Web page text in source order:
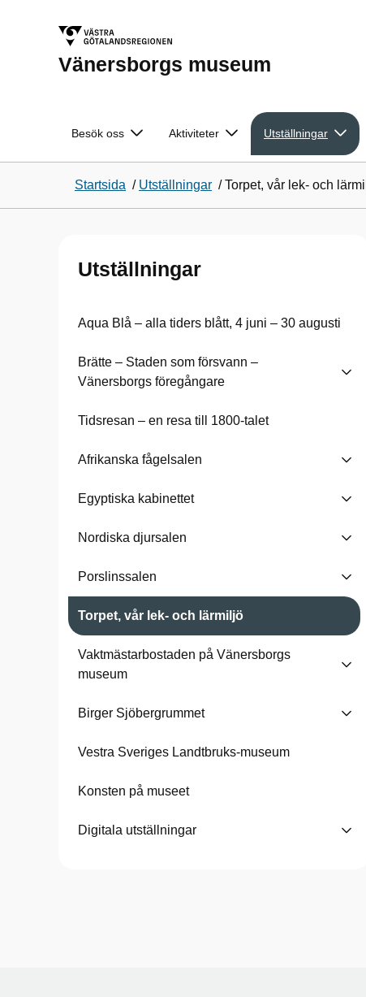
Vänersborgs museum
Besök oss Aktiviteter Utställningar
Startsida / Utställningar /Torpet, vår lek- och
Utställningar
Aqua Blå – alla tiders blått, 4 juni – 30 augusti
Brätte – Staden som försvann –
Vänersborgs föregångare
Tidsresan – en resa till 1800-talet
Afrikanska fågelsalen
Egyptiska kabinettet
Nordiska djursalen
Porslinssalen
Torpet, vår lek- och lärmiljö
Vaktmästarbostaden på Vänersborgs
museum
Birger Sjöbergrummet
Vestra Sveriges Landtbruks-museum
Konsten på museet
Digitala utställningar